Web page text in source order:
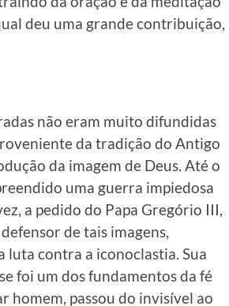
deu uma grande contribuição,
não eram muito difundidas
da tradição do Antigo
da imagem de Deus. Até o
uma guerra impiedosa
a pedido do Papa Gregório III,
de tais imagens,
luta contra a iconoclastia. Sua
foi um dos fundamentos da fé
homem, passou do invisível ao